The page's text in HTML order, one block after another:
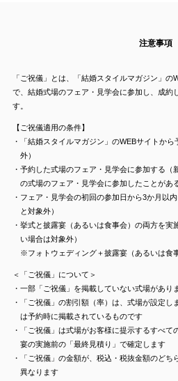
注意事項
「ご祝儀」とは、「結婚スタイルマガジン」の
で、結婚式場のフェア・見学会に参加し、成約
す。
【ご祝儀適用の条件】
・「結婚スタイルマガジン」のWEBサイトか
外）
・予約した式場のフェア・見学会に参加する（
の式場のフェア・見学会に参加したことがあ
・フェア・見学会の初回の参加日から3か月以
と対象外）
・挙式と披露宴（あるいは食事会）の両方を実
い場合は対象外）
※フォトウェディング＋披露宴（あるいは食
＜「ご祝儀」について＞
・一部「ご祝儀」を掲載していない式場があり
・「ご祝儀」の割引額（率）は、式場が設定し
は予約時に掲載されているものです
・「ご祝儀」は式場がお客様に提示するすべ
宴の実施前の「最終見積り」で確定します
・「ご祝儀」の金額が、税込・税抜金額のどち
異なります